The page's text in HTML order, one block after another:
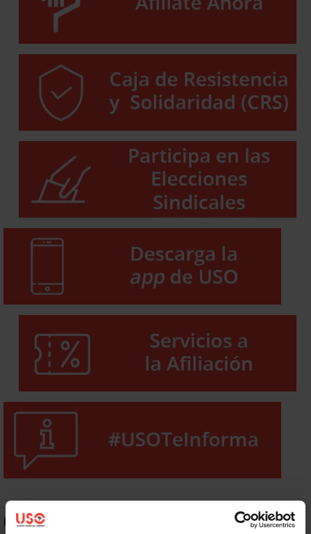
NOTICIAS MÁS LEÍDAS